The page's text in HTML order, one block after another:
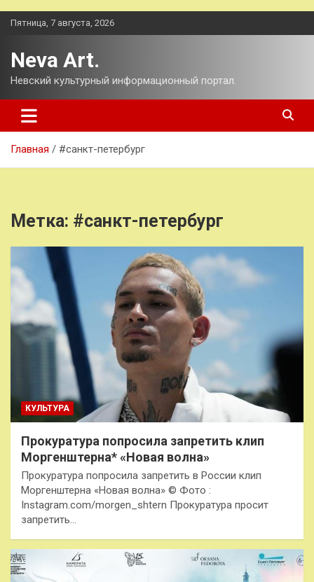
Перейти
Пятница, 7 августа, 2026
Neva Art.
Невский культурный информационный портал.
Главная #санкт-петербург
Метка: #санкт-петербург
КУЛЬТУРА
Прокуратура попросила запретить клип
Моргенштерна* «Новая волна»
Прокуратура попросила запретить в России клип
Моргенштерна «Новая волна» © Фото :
Instagram.com/morgen_shtern Прокуратура просит
запретить…